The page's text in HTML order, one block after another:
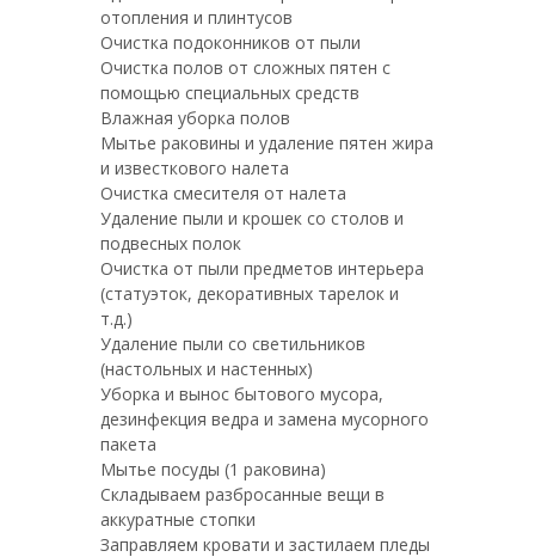
отопления и плинтусов
Очистка подоконников от пыли
Очистка полов от сложных пятен с
помощью специальных средств
Влажная уборка полов
Мытье раковины и удаление пятен жира
и известкового налета
Очистка смесителя от налета
Удаление пыли и крошек со столов и
подвесных полок
Очистка от пыли предметов интерьера
(статуэток, декоративных тарелок и
т.д.)
Удаление пыли со светильников
(настольных и настенных)
Уборка и вынос бытового мусора,
дезинфекция ведра и замена мусорного
пакета
Мытье посуды (1 раковина)
Складываем разбросанные вещи в
аккуратные стопки
Заправляем кровати и застилаем пледы